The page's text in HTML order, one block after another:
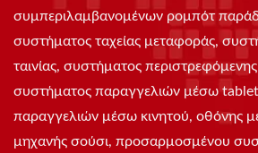
συμπεριλαμβανομένων ρομπότ
συστήματος ταχείας μεταφοράς,
ταινίας, συστήματος περιστρεφόμενης
συστήματος παραγγελιών μέσω
παραγγελιών μέσω κινητού, οθόνης
μηχανής σούσι, προσαρμοσμένου